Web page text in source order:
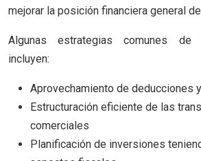
mejorar la posición financiera general
Algunas estrategias comunes de
incluyen:
Aprovechamiento de deducciones
Estructuración eficiente de las
comerciales
Planificación de inversiones